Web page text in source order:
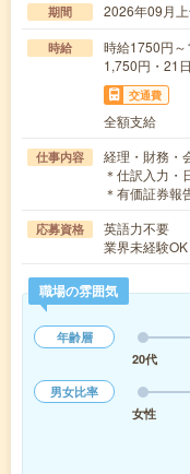
期間 2026年09月
時給
時給1750円
1,750円・21
交通費
全額支給
仕事内容
経理・財務・
＊仕訳入力・
＊有価証券
応募資格
英語力不要
業界未経験
職場の雰囲気
年齢層
20代
男女比率
女性